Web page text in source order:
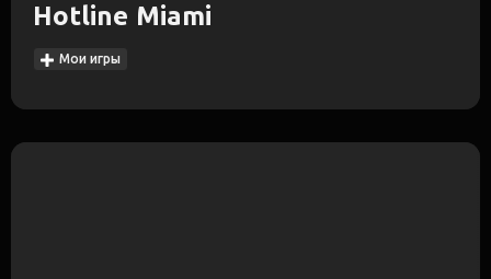
Hotline Miami
Мои игры